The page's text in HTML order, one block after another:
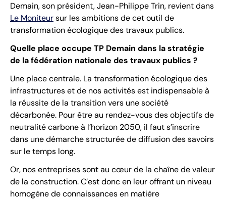
Demain, son président, Jean-Philippe Trin, revient dans
Le Moniteursur les ambitions de cet outil de
transformation écologique des travaux publics.
Quelle place occupe TP Demain dans la stratégie
de la fédération nationale des travaux publics ?
Une place centrale. La transformation écologique des
infrastructures et de nos activités est indispensable à
la réussite de la transition vers une société
décarbonée. Pour être au rendez-vous des objectifs de
neutralité carbone à l’horizon 2050, il faut s’inscrire
dans une démarche structurée de diffusion des savoirs
sur le temps long.
Or, nos entreprises sont au cœur de la chaîne de valeur
de la construction. C’est donc en leur offrant un niveau
homogène de connaissances en matière